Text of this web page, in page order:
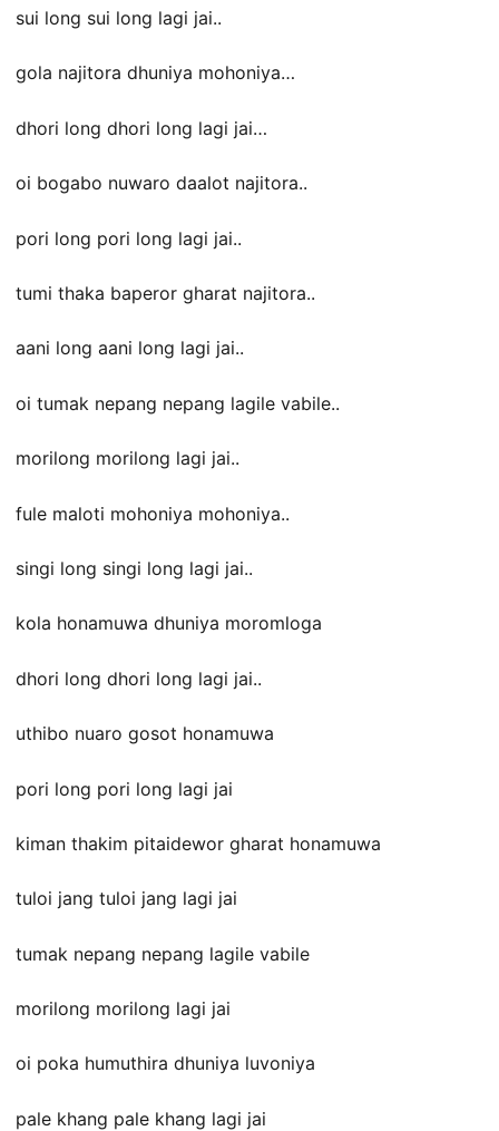
sui long sui long lagi jai..
gola najitora dhuniya mohoniya…
dhori long dhori long lagi jai…
oi bogabo nuwaro daalot najitora..
pori long pori long lagi jai..
tumi thaka baperor gharat najitora..
aani long aani long lagi jai..
oi tumak nepang nepang lagile vabile..
morilong morilong lagi jai..
fule maloti mohoniya mohoniya..
singi long singi long lagi jai..
kola honamuwa dhuniya moromloga
dhori long dhori long lagi jai..
uthibo nuaro gosot honamuwa
pori long pori long lagi jai
kiman thakim pitaidewor gharat honamuwa
tuloi jang tuloi jang lagi jai
tumak nepang nepang lagile vabile
morilong morilong lagi jai
oi poka humuthira dhuniya luvoniya
pale khang pale khang lagi jai